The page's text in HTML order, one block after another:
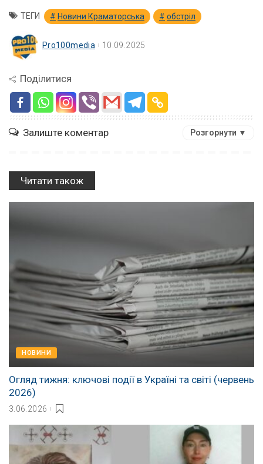
ТЕГИ Новини Краматорська обстріл
Pro100media 10.09.2025
Поділитися
Залиште коментар Розгорнути ▼
Читати також
НОВИНИ
Огляд тижня: ключові події в Україні та світі (червень
2026)
3.06.2026